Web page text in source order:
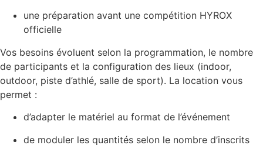
une préparation avant une compétition HYROX
officielle
Vos besoins évoluent selon la programmation, le nombre
de participants et la configuration des lieux (indoor,
outdoor, piste d’athlé, salle de sport). La location vous
permet :
d’adapter le matériel au format de l’événement
de moduler les quantités selon le nombre d’inscrits